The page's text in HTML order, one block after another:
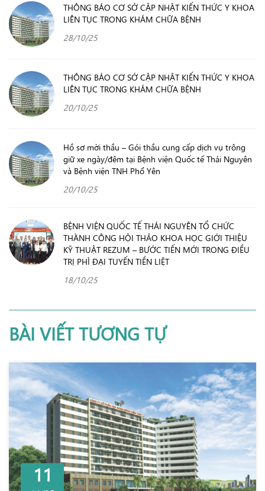
THÔNG BÁO CƠ SỞ CẬP NHẬT KIẾN THỨC Y KHOA
LIÊN TỤC TRONG KHÁM CHỮA BỆNH
28/10/25
THÔNG BÁO CƠ SỞ CẬP NHẬT KIẾN THỨC Y KHOA
LIÊN TỤC TRONG KHÁM CHỮA BỆNH
20/10/25
Hồ sơ mời thầu – Gói thầu cung cấp dịch vụ trông
giữ xe ngày/đêm tại Bệnh viện Quốc tế Thái Nguyên
và Bệnh viện TNH Phổ Yên
20/10/25
BỆNH VIỆN QUỐC TẾ THÁI NGUYÊN TỔ CHỨC
THÀNH CÔNG HỘI THẢO KHOA HỌC GIỚI THIỆU
KỸ THUẬT REZUM – BƯỚC TIẾN MỚI TRONG ĐIỀU
TRỊ PHÌ ĐẠI TUYẾN TIỀN LIỆT
18/10/25
BÀI VIẾT TƯƠNG TỰ
11